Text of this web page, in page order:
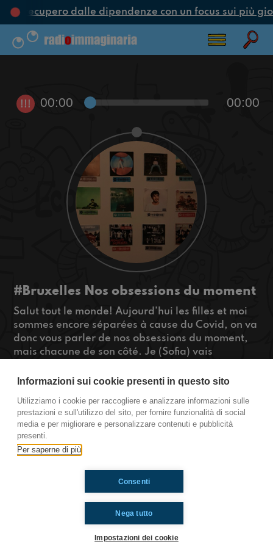
e recupero dalle dipendenze con un focus sui più
!!! 00:00 00:00
#Bruxelles Nos obsessions du moment
Salut tout le monde! Aujourd’hui les filles et moi
sommes encore séparées à cause du Covid, on va
donc vous parler de nos obsessions du moment,
mais chacune de son côté. Je (Sofia) vais
préférés du moment, Mada va vous parler de
Nehir va clôturer en vous parlant de ses séries
préférées du moment, donc écoutez pour en
savoir plus!
#ToiAussi www.radioimmaginaria.it
Ti è piaciuto? Condividilo!
Informazioni sui cookie presenti in questo sito
Utilizziamo i cookie per raccogliere e analizzare informazioni sulle
prestazioni e sull'utilizzo del sito, per fornire funzionalità di social
media e per migliorare e personalizzare contenuti e pubblicità
presenti.
Per saperne di più
Nega tutto
Consenti
Impostazioni dei cookie